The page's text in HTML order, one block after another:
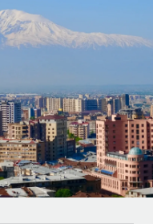
HR e la
in modo